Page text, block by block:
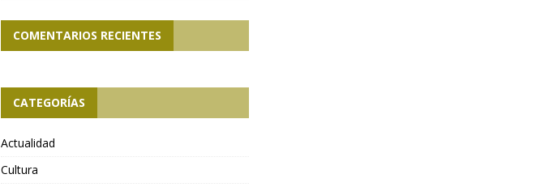
COMENTARIOS RECIENTES
CATEGORÍAS
Actualidad
Cultura